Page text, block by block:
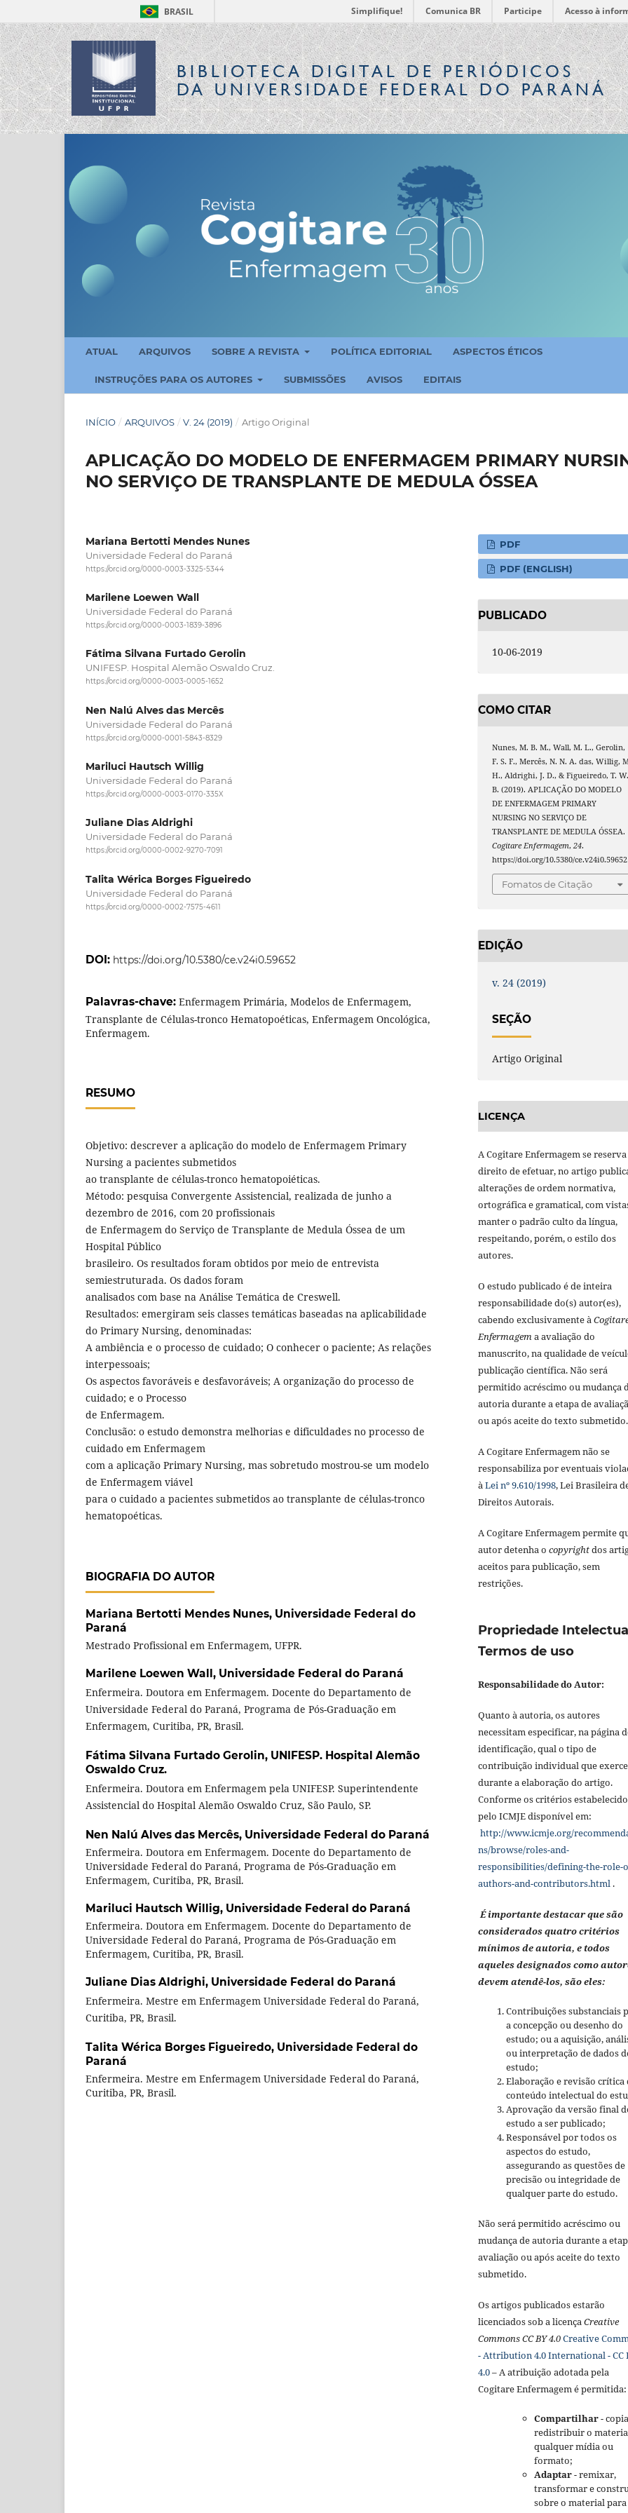
BRASIL Simplifique! Comunica BR Participe Acesso à
BIBLIOTECA DIGITALDE PERIÓDICOS
DA UNIVERSIDADE FEDERAL DO PARANÁ
ATUAL ARQUIVOS SOBRE A REVISTA POLÍTICA EDITORIAL ASPECTOS ÉTICOS
INSTRUÇÕES PARA OS AUTORES SUBMISSÕES AVISOS EDITAIS
INÍCIO / ARQUIVOS / V. 24 (2019) / Artigo Original
APLICAÇÃO DO MODELO DE ENFERMAGEM PRIMARY
NO SERVIÇO DE TRANSPLANTE DE MEDULA ÓSSEA
Mariana Bertotti Mendes Nunes
Universidade Federal do Paraná
https://orcid.org/0000-0003-3325-5344
Marilene Loewen Wall
Universidade Federal do Paraná
https://orcid.org/0000-0003-1839-3896
Fátima Silvana Furtado Gerolin
UNIFESP. Hospital Alemão Oswaldo Cruz.
https://orcid.org/0000-0003-0005-1652
Nen Nalú Alves das Mercês
Universidade Federal do Paraná
https://orcid.org/0000-0001-5843-8329
Mariluci Hautsch Willig
Universidade Federal do Paraná
https://orcid.org/0000-0003-0170-335X
Juliane Dias Aldrighi
Universidade Federal do Paraná
https://orcid.org/0000-0002-9270-7091
Talita Wérica Borges Figueiredo
Universidade Federal do Paraná
https://orcid.org/0000-0002-7575-4611
DOI: https://doi.org/10.5380/ce.v24i0.59652
Palavras-chave: Enfermagem Primária, Modelos de Enfermagem,
Transplante de Células-tronco Hematopoéticas, Enfermagem Oncológica,
Enfermagem.
RESUMO
Objetivo: descrever a aplicação do modelo de Enfermagem Primary
Nursing a pacientes submetidos
ao transplante de células-tronco hematopoiéticas.
Método: pesquisa Convergente Assistencial, realizada de junho a
dezembro de 2016, com 20 profissionais
de Enfermagem do Serviço de Transplante de Medula Óssea de um
Hospital Público
brasileiro. Os resultados foram obtidos por meio de entrevista
semiestruturada. Os dados foram
analisados com base na Análise Temática de Creswell.
Resultados: emergiram seis classes temáticas baseadas na aplicabilidade
do Primary Nursing, denominadas:
A ambiência e o processo de cuidado; O conhecer o paciente; As relações
interpessoais;
Os aspectos favoráveis e desfavoráveis; A organização do processo de
cuidado; e o Processo
de Enfermagem.
Conclusão: o estudo demonstra melhorias e dificuldades no processo de
cuidado em Enfermagem
com a aplicação Primary Nursing, mas sobretudo mostrou-se um modelo
de Enfermagem viável
para o cuidado a pacientes submetidos ao transplante de células-tronco
hematopoéticas.
BIOGRAFIA DO AUTOR
Mariana Bertotti Mendes Nunes, Universidade Federal do
Paraná
Mestrado Profissional em Enfermagem, UFPR.
Marilene Loewen Wall, Universidade Federal do Paraná
Enfermeira. Doutora em Enfermagem. Docente do Departamento de
Universidade Federal do Paraná, Programa de Pós-Graduação em
Enfermagem, Curitiba, PR, Brasil.
Fátima Silvana Furtado Gerolin, UNIFESP. Hospital Alemão
Oswaldo Cruz.
Enfermeira. Doutora em Enfermagem pela UNIFESP. Superintendente
Assistencial do Hospital Alemão Oswaldo Cruz, São Paulo, SP.
Nen Nalú Alves das Mercês, Universidade Federal do Paraná
Enfermeira. Doutora em Enfermagem. Docente do Departamento de
Universidade Federal do Paraná, Programa de Pós-Graduação em
Enfermagem, Curitiba, PR, Brasil.
Mariluci Hautsch Willig, Universidade Federal do Paraná
Enfermeira. Doutora em Enfermagem. Docente do Departamento de
Universidade Federal do Paraná, Programa de Pós-Graduação em
Enfermagem, Curitiba, PR, Brasil.
Juliane Dias Aldrighi, Universidade Federal do Paraná
Enfermeira. Mestre em Enfermagem Universidade Federal do Paraná,
Curitiba, PR, Brasil.
Talita Wérica Borges Figueiredo, Universidade Federal do
Paraná
Enfermeira. Mestre em Enfermagem Universidade Federal do Paraná,
Curitiba, PR, Brasil.
PDF
PDF (ENGLISH)
PUBLICADO
10-06-2019
COMO CITAR
Nunes, M. B. M., Wall, M. L., Gerolin,
F. S. F., Mercês, N. N. A. das, Willig,
H., Aldrighi, J. D., & Figueiredo, T. W.
B. (2019). APLICAÇÃO DO MODELO
DE ENFERMAGEM PRIMARY
NURSING NO SERVIÇO DE
TRANSPLANTE DE MEDULA ÓSSEA.
Cogitare Enfermagem,24.
https://doi.org/10.5380/ce.v24i0.59652
Fomatos de Citação
EDIÇÃO
v. 24 (2019)
SEÇÃO
Artigo Original
LICENÇA
A Cogitare Enfermagem se
direito de efetuar, no artigo
alterações de ordem normativa,
ortográfica e gramatical, com
manter o padrão culto da língua,
respeitando, porém, o estilo dos
autores.
O estudo publicado é de inteira
responsabilidade do(s) autor(es),
cabendo exclusivamente à
Enfermagema avaliação do
manuscrito, na qualidade de
publicação científica. Não será
permitido acréscimo ou mudança
autoria durante a etapa de
ou após aceite do texto submetido.
A Cogitare Enfermagem não se
responsabiliza por eventuais
àLei nº 9.610/1998, Lei Brasileira
Direitos Autorais.
A Cogitare Enfermagem permite
autor detenha o copyrightdos
aceitos para publicação, sem
restrições.
Propriedade
Termos de uso
Responsabilidade do Autor:
Quanto à autoria, os autores
necessitam especificar, na página
identificação, qual o tipo de
contribuição individual que
durante a elaboração do artigo.
Conforme os critérios
pelo ICMJE disponível em:
http://www.icmje.org/
ns/browse/roles-and-
responsibilities/defining-the-role-
authors-and-contributors.html .
É importante destacar que são
considerados quatro critérios
mínimos de autoria, e todos
aqueles designados como
devem atendê-los, são eles:
Contribuições substanciais
a concepção ou desenho do
estudo; ou a aquisição,
ou interpretação de dados
estudo;
Elaboração e revisão crítica
conteúdo intelectual do
Aprovação da versão final
estudo a ser publicado;
Responsável por todos os
aspectos do estudo,
assegurando as questões de
precisão ou integridade de
qualquer parte do estudo.
Não será permitido acréscimo ou
mudança de autoria durante a
avaliação ou após aceite do texto
submetido.
Os artigos publicados estarão
licenciados sob a licença Creative
Commons CC BY 4.0Creative
- Attribution 4.0 International - CC
4.0– A atribuição adotada pela
Cogitare Enfermagem é permitida:
Compartilhar-
redistribuir o
qualquer mídia ou
formato;
Adaptar- remixar,
transformar e
sobre o material para